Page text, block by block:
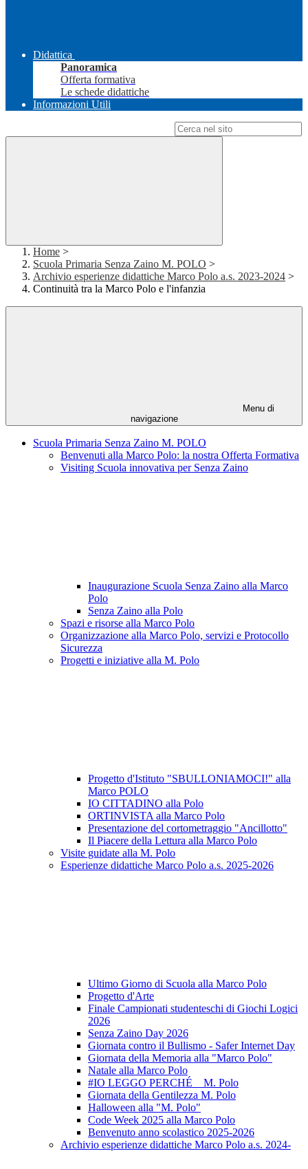
Didattica
Panoramica
Offerta formativa
Le schede didattiche
Informazioni Utili
Home >
Scuola Primaria Senza Zaino M. POLO >
Archivio esperienze didattiche Marco Polo a.s. 2023-2024 >
Continuità tra la Marco Polo e l'infanzia
Menu di
navigazione
Scuola Primaria Senza Zaino M. POLO
Benvenuti alla Marco Polo: la nostra Offerta Formativa
Visiting Scuola innovativa per Senza Zaino
Inaugurazione Scuola Senza Zaino alla Marco
Polo
Senza Zaino alla Polo
Spazi e risorse alla Marco Polo
Organizzazione alla Marco Polo, servizi e Protocollo
Sicurezza
Progetti e iniziative alla M. Polo
Progetto d'Istituto "SBULLONIAMOCI!" alla
Marco POLO
IO CITTADINO alla Polo
ORTINVISTA alla Marco Polo
Presentazione del cortometraggio "Ancillotto"
Il Piacere della Lettura alla Marco Polo
Visite guidate alla M. Polo
Esperienze didattiche Marco Polo a.s. 2025-2026
Ultimo Giorno di Scuola alla Marco Polo
Progetto d'Arte
Finale Campionati studenteschi di Giochi Logici
2026
Senza Zaino Day 2026
Giornata contro il Bullismo - Safer Internet Day
Giornata della Memoria alla "Marco Polo"
Natale alla Marco Polo
#IO LEGGO PERCHÉ _ M. Polo
Giornata della Gentilezza M. Polo
Halloween alla "M. Polo"
Code Week 2025 alla Marco Polo
Benvenuto anno scolastico 2025-2026
Archivio esperienze didattiche Marco Polo a.s. 2024-